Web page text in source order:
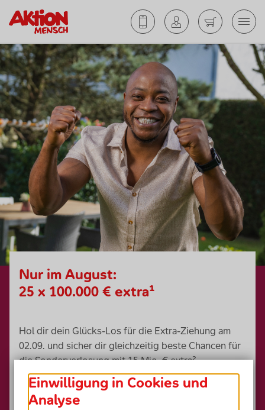
Nur im August:
25 x 100.000 € extra¹
Hol dir dein Glücks-Los für die Extra-Ziehung am
02.09. und sicher dir gleichzeitig beste Chancen für
die Sonderverlosung mit 15 Mio. € extra².
Jetzt Glücks-Los kaufen
Einwilligung in Cookies und
Analyse